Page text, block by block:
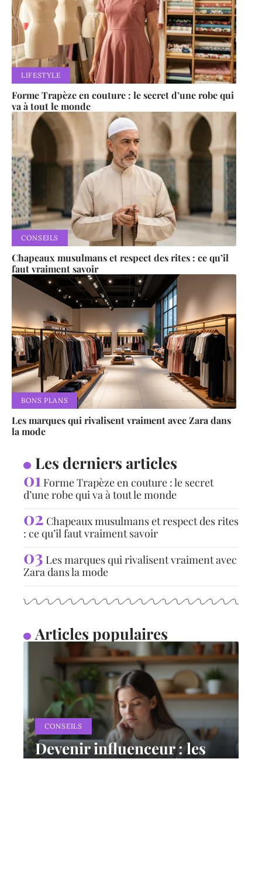
LIFESTYLE
Forme Trapèze en couture : le secret d’une robe qui
va à tout le monde
CONSEILS
Chapeaux musulmans et respect des rites : ce qu’il
faut vraiment savoir
BONS PLANS
Les marques qui rivalisent vraiment avec Zara dans
la mode
Les derniers articles
Forme Trapèze en couture : le secret
d’une robe qui va à tout le monde
Chapeaux musulmans et respect des rites
: ce qu’il faut vraiment savoir
Les marques qui rivalisent vraiment avec
Zara dans la mode
Articles populaires
CONSEILS
Devenir influenceur : les
étapes et la difficulté du